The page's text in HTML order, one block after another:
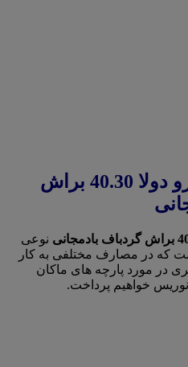
پارچه تریکو ماکان یکرو دولا 40.30 براش
نوعی
که در مصارف مختلفی به کار
در مورد پارچه های ماکان
خواهیم پرداخت.